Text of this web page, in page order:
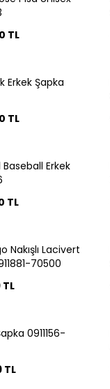
TL
Erkek Şapka
TL
Erkek
TL
Nakışlı Lacivert
70500
TL
0911156-
TL